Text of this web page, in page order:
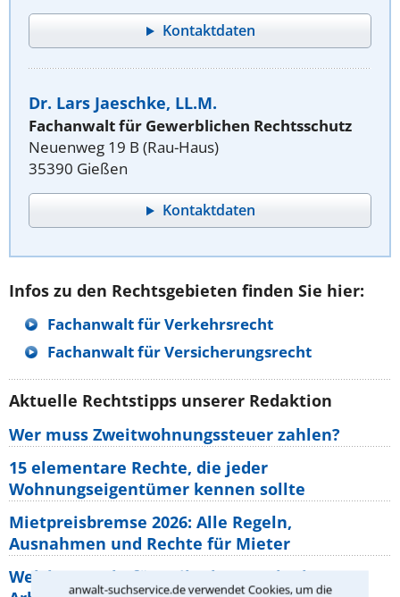
anwalt-suchservice.de verwendet Cookies, um die
Kontaktdaten
Dr. Lars Jaeschke, LL.M.
Fachanwalt für Gewerblichen Rechtsschutz
Neuenweg 19 B (Rau-Haus)
35390 Gießen
Kontaktdaten
Infos zu den Rechtsgebieten finden Sie hier:
Fachanwalt für Verkehrsrecht
Fachanwalt für Versicherungsrecht
Aktuelle Rechtstipps unserer Redaktion
Wer muss Zweitwohnungssteuer zahlen?
15 elementare Rechte, die jeder
Wohnungseigentümer kennen sollte
Mietpreisbremse 2026: Alle Regeln,
Ausnahmen und Rechte für Mieter
Welche Regeln für Teilnahme, Urlaub,